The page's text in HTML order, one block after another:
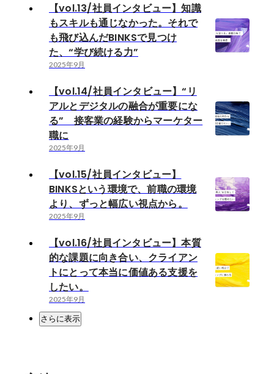
【vol.13/社員インタビュー】知識
もスキルも通じなかった。それで
も飛び込んだBINKSで見つけ
た、“学び続ける力”
2025年9月
【vol.14/社員インタビュー】“リ
アルとデジタルの融合が重要にな
る” 接客業の経験からマーケター
職に
2025年9月
【vol.15/社員インタビュー】
BINKSという環境で、前職の環境
より、ずっと幅広い視点から。
2025年9月
【vol.16/社員インタビュー】本質
的な課題に向き合い、クライアン
トにとって本当に価値ある支援を
したい。
2025年9月
さらに表示